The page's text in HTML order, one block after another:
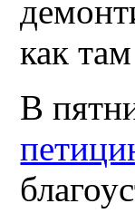
как
В